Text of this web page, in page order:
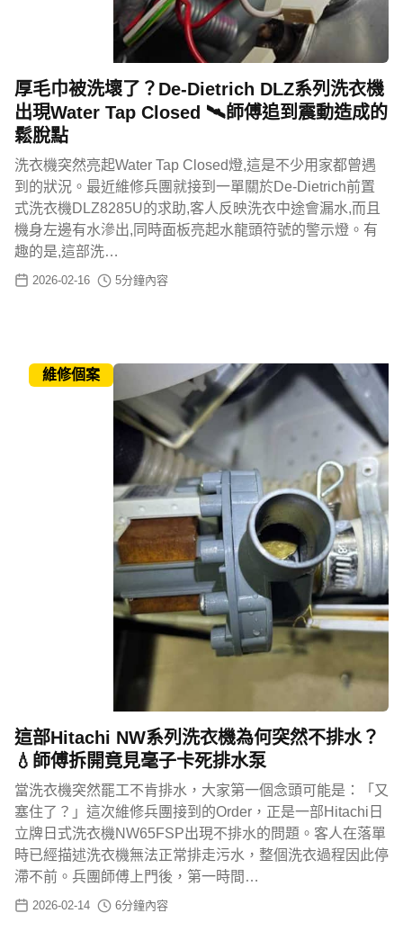
厚毛巾被洗壞了？De-Dietrich DLZ系列洗衣機
出現Water Tap Closed 🛰️師傅追到震動造成的
鬆脫點
洗衣機突然亮起Water Tap Closed燈,這是不少用家都曾遇
到的狀況。最近維修兵團就接到一單關於De-Dietrich前置
式洗衣機DLZ8285U的求助,客人反映洗衣中途會漏水,而且
機身左邊有水滲出,同時面板亮起水龍頭符號的警示燈。有
趣的是,這部洗…
2026-02-16 5分鐘內容
維修個案
這部Hitachi NW系列洗衣機為何突然不排水？
💧師傅拆開竟見毫子卡死排水泵
當洗衣機突然罷工不肯排水，大家第一個念頭可能是：「又
塞住了？」這次維修兵團接到的Order，正是一部Hitachi日
立牌日式洗衣機NW65FSP出現不排水的問題。客人在落單
時已經描述洗衣機無法正常排走污水，整個洗衣過程因此停
滯不前。兵團師傅上門後，第一時間…
2026-02-14 6分鐘內容